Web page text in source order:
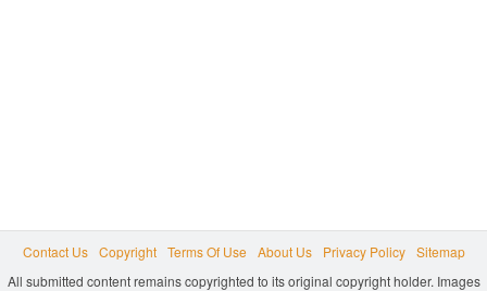
Contact Us Copyright Terms Of Use About Us Privacy Policy
Sitemap
All submitted content remains copyrighted to its original copyright holder. Images